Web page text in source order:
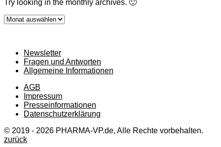
Try looking in the monthly archives. 🙂
Archive
Newsletter
Fragen und Antworten
Allgemeine Informationen
AGB
Impressum
Presseinformationen
Datenschutzerklärung
© 2019 - 2026 PHARMA-VP.de, Alle Rechte vorbehalten.
zurück